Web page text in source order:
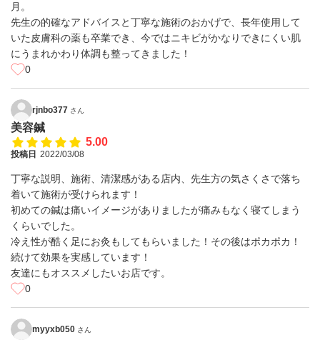
月。
先生の的確なアドバイスと丁寧な施術のおかげで、長年使用して
いた皮膚科の薬も卒業でき、今ではニキビがかなりできにくい肌
にうまれかわり体調も整ってきました！
0
rjnbo377 さん
美容鍼
5.00
投稿日 2022/03/08
丁寧な説明、施術、清潔感がある店内、先生方の気さくさで落ち
着いて施術が受けられます！
初めての鍼は痛いイメージがありましたが痛みもなく寝てしまう
くらいでした。
冷え性が酷く足にお灸もしてもらいました！その後はポカポカ！
続けて効果を実感しています！
友達にもオススメしたいお店です。
0
myyxb050 さん